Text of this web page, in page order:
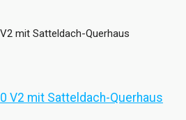
V2 mit Satteldach-Querhaus